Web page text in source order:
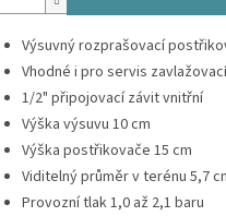
Výsuvný rozprašovací
Vhodné i pro servis
1/2" připojovací závit vnitřní
Výška výsuvu 10 cm
Výška postřikovače 15 cm
Viditelný průměr v terénu 5,7
Provozní tlak 1,0 až 2,1 baru